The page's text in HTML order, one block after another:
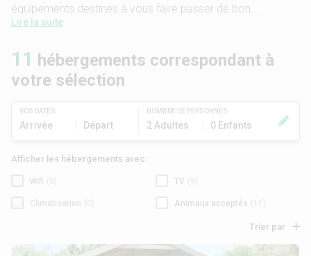
équipements destinés à vous faire passer de bon...
Lire la suite
VOS DATES
Arrivée Départ
NOMBRE DE PERSONNES
2 Adultes 0 Enfants
11 hébergements correspondant à
votre sélection
Afficher les hébergements avec:
Wifi TV
Climatisation Animaux acceptés
Trier par